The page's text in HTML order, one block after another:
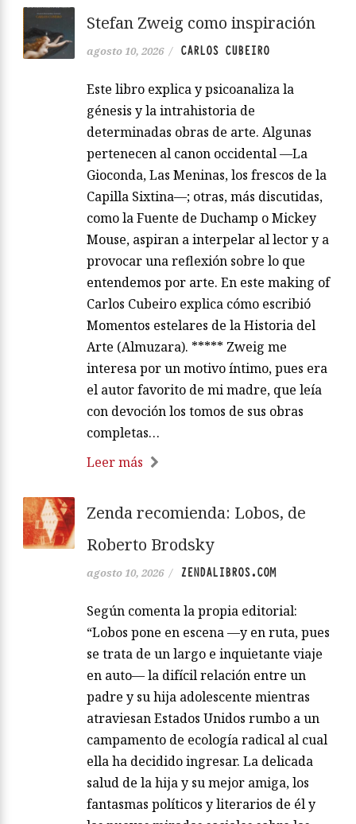
Stefan Zweig como inspiración
agosto 10, 2026 / CARLOS CUBEIRO
Este libro explica y psicoanaliza la
génesis y la intrahistoria de
determinadas obras de arte. Algunas
pertenecen al canon occidental —La
Gioconda, Las Meninas, los frescos de la
Capilla Sixtina—; otras, más discutidas,
como la Fuente de Duchamp o Mickey
Mouse, aspiran a interpelar al lector y a
provocar una reflexión sobre lo que
entendemos por arte. En este making of
Carlos Cubeiro explica cómo escribió
Momentos estelares de la Historia del
Arte (Almuzara). ***** Zweig me
interesa por un motivo íntimo, pues era
el autor favorito de mi madre, que leía
con devoción los tomos de sus obras
completas…
Leer más
Zenda recomienda: Lobos, de
Roberto Brodsky
agosto 10, 2026 / ZENDALIBROS.COM
Según comenta la propia editorial:
“Lobos pone en escena —y en ruta, pues
se trata de un largo e inquietante viaje
en auto— la difícil relación entre un
padre y su hija adolescente mientras
atraviesan Estados Unidos rumbo a un
campamento de ecología radical al cual
ella ha decidido ingresar. La delicada
salud de la hija y su mejor amiga, los
fantasmas políticos y literarios de él y